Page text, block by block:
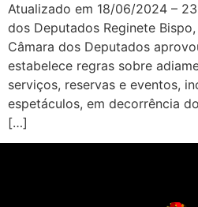
Atualizado em 18/06/2024 –
dos Deputados Reginete
Câmara dos Deputados
estabelece regras sobre
serviços, reservas e eventos,
espetáculos, em decorrência
[…]